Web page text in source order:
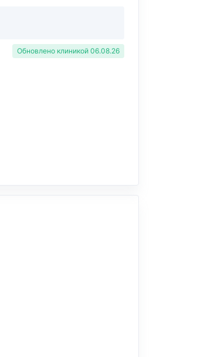
Обновлено клиникой 06.08.26